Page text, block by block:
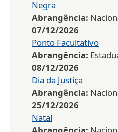
Negra
Abrangência:
07/12/2026
Ponto Facultativo
Abrangência:
08/12/2026
Dia da Justiça
Abrangência:
25/12/2026
Natal